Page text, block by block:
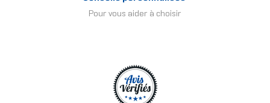
Pour vous aider à choisir